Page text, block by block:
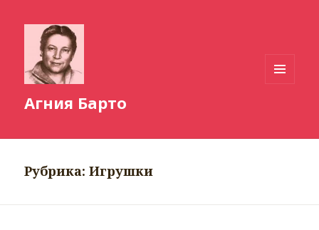
Агния Барто
Рубрика:Игрушки